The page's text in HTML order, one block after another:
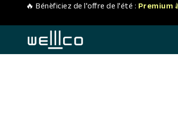
🔥 Bénèficiez de l'offre de l'été : Premium